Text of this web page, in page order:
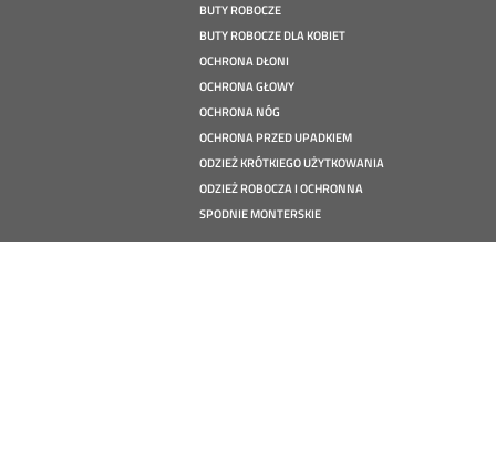
BUTY ROBOCZE
BUTY ROBOCZE DLA KOBIET
OCHRONA DŁONI
OCHRONA GŁOWY
OCHRONA NÓG
OCHRONA PRZED UPADKIEM
ODZIEŻ KRÓTKIEGO UŻYTKOWANIA
ODZIEŻ ROBOCZA I OCHRONNA
SPODNIE MONTERSKIE